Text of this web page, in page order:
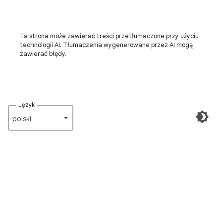
Ta strona może zawierać treści przetłumaczone przy użyciu
technologii AI. Tłumaczenia wygenerowane przez AI mogą
zawierać błędy.
Język
polski‎